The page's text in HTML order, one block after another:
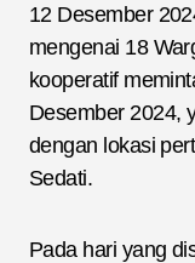
12 Desember
mengenai 18
kooperatif
Desember 2024,
dengan lokasi
Sedati.
Pada hari yang